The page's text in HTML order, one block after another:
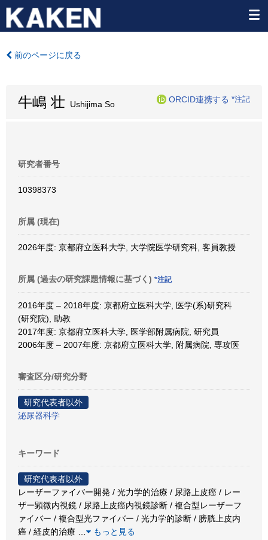
前のページに戻る
牛嶋 壮 Ushijima So
ORCID連携する *注記
研究者番号
10398373
所属 (現在)
2026年度: 京都府立医科大学, 大学院医学研究科, 客員教授
所属 (過去の研究課題情報に基づく) *注記
2016年度 – 2018年度: 京都府立医科大学, 医学(系)研究科
(研究院), 助教
2017年度: 京都府立医科大学, 医学部附属病院, 研究員
2006年度 – 2007年度: 京都府立医科大学, 附属病院, 専攻医
審査区分/研究分野
研究代表者以外
泌尿器科学
キーワード
研究代表者以外
レーザーファイバー開発 / 光力学的治療 / 尿路上皮癌 / レー
ザー顕微内視鏡 / 尿路上皮癌内視鏡診断 / 複合型レーザーフ
ァイバー / 複合型光ファイバー / 光力学的診断 / 膀胱上皮内
癌 / 経皮的治療
もっと見る